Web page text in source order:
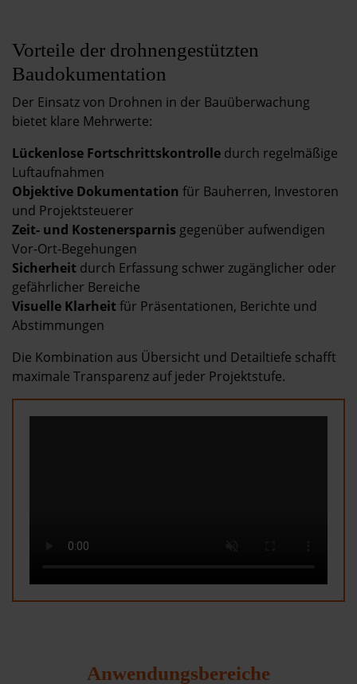
Vorteile der drohnengestützten
Baudokumentation
Der Einsatz von Drohnen in der Bauüberwachung
bietet klare Mehrwerte:
Lückenlose Fortschrittskontrolle durch regelmäßige
Luftaufnahmen
Objektive Dokumentation für Bauherren, Investoren
und Projektsteuerer
Zeit- und Kostenersparnis gegenüber aufwendigen
Vor-Ort-Begehungen
Sicherheit durch Erfassung schwer zugänglicher oder
gefährlicher Bereiche
Visuelle Klarheitfür Präsentationen, Berichte und
Abstimmungen
Die Kombination aus Übersicht und Detailtiefe schafft
maximale Transparenz auf jeder Projektstufe.
Anwendungsbereiche